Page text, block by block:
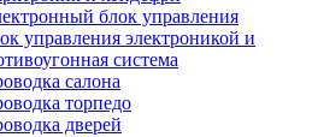
блок управления
управления электроникой и
система
салона
торпедо
дверей